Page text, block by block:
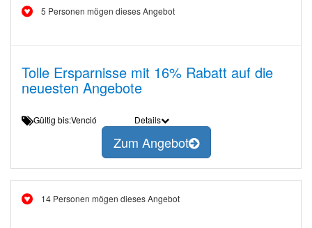
5 Personen mögen dieses Angebot
Tolle Ersparnisse mit 16% Rabatt auf die
neuesten Angebote
Gültig bis:Venció Details
Zum Angebot
14 Personen mögen dieses Angebot